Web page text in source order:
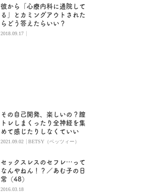
彼から「心療内科に通院して
る」とカミングアウトされた
らどう答えたらいい？
2018.09.17 |
その自己開発、楽しいの？膣
トレしまくったり全神経を集
めて感じたりしなくていい
2021.09.02 | BETSY（ベッツィー）
セックスレスのセフレ…って
なんやねん！？／あむ子の日
常（48）
2016.03.18